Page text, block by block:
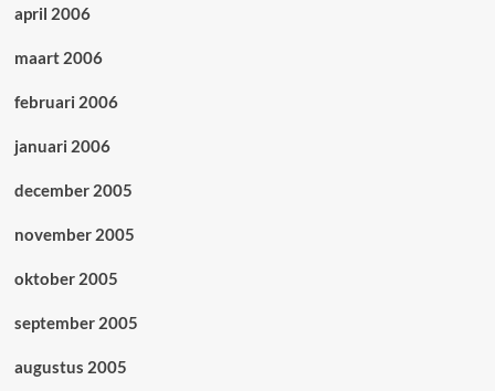
april 2006
maart 2006
februari 2006
januari 2006
december 2005
november 2005
oktober 2005
september 2005
augustus 2005